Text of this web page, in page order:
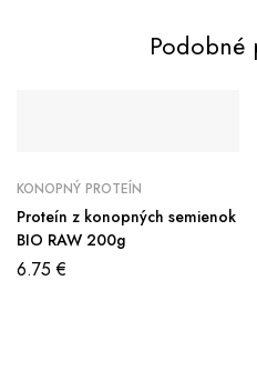
Podobné
KONOPNÝ PROTEÍN
Proteín z konopných semienok
BIO RAW 200g
6.75€